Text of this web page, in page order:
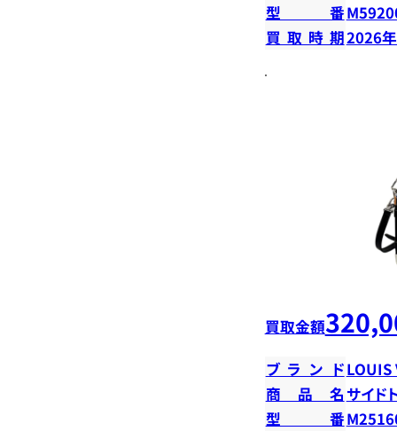
型番
買取時期2026
買取金額
ブランドLOUIS
商品名 サイド
型番